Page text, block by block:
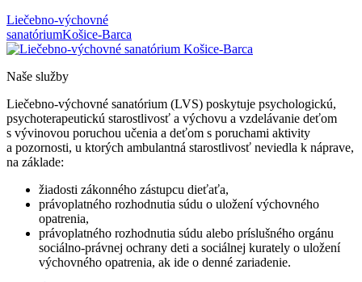
Liečebno-výchovné
sanatóriumKošice-Barca
Naše služby
Liečebno-výchovné sanatórium (LVS) poskytuje psychologickú,
psychoterapeutickú starostlivosť a výchovu a vzdelávanie deťom
s vývinovou poruchou učenia a deťom s poruchami aktivity
a pozornosti, u ktorých ambulantná starostlivosť neviedla k náprave,
na základe:
žiadosti zákonného zástupcu dieťaťa,
právoplatného rozhodnutia súdu o uložení výchovného
opatrenia,
právoplatného rozhodnutia súdu alebo príslušného orgánu
sociálno-právnej ochrany deti a sociálnej kurately o uložení
výchovného opatrenia, ak ide o denné zariadenie.